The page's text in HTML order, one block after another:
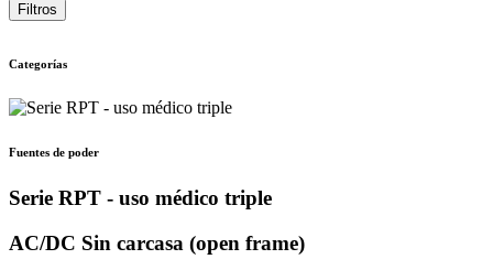
Filtros
Categorías
Fuentes de poder
Serie RPT - uso médico triple
AC/DC Sin carcasa (open frame)